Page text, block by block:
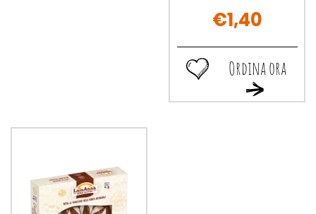
€1,40
Ordina ora
Ordina
ora OCCHIO
Ordina
ora OCCHIO
BUE